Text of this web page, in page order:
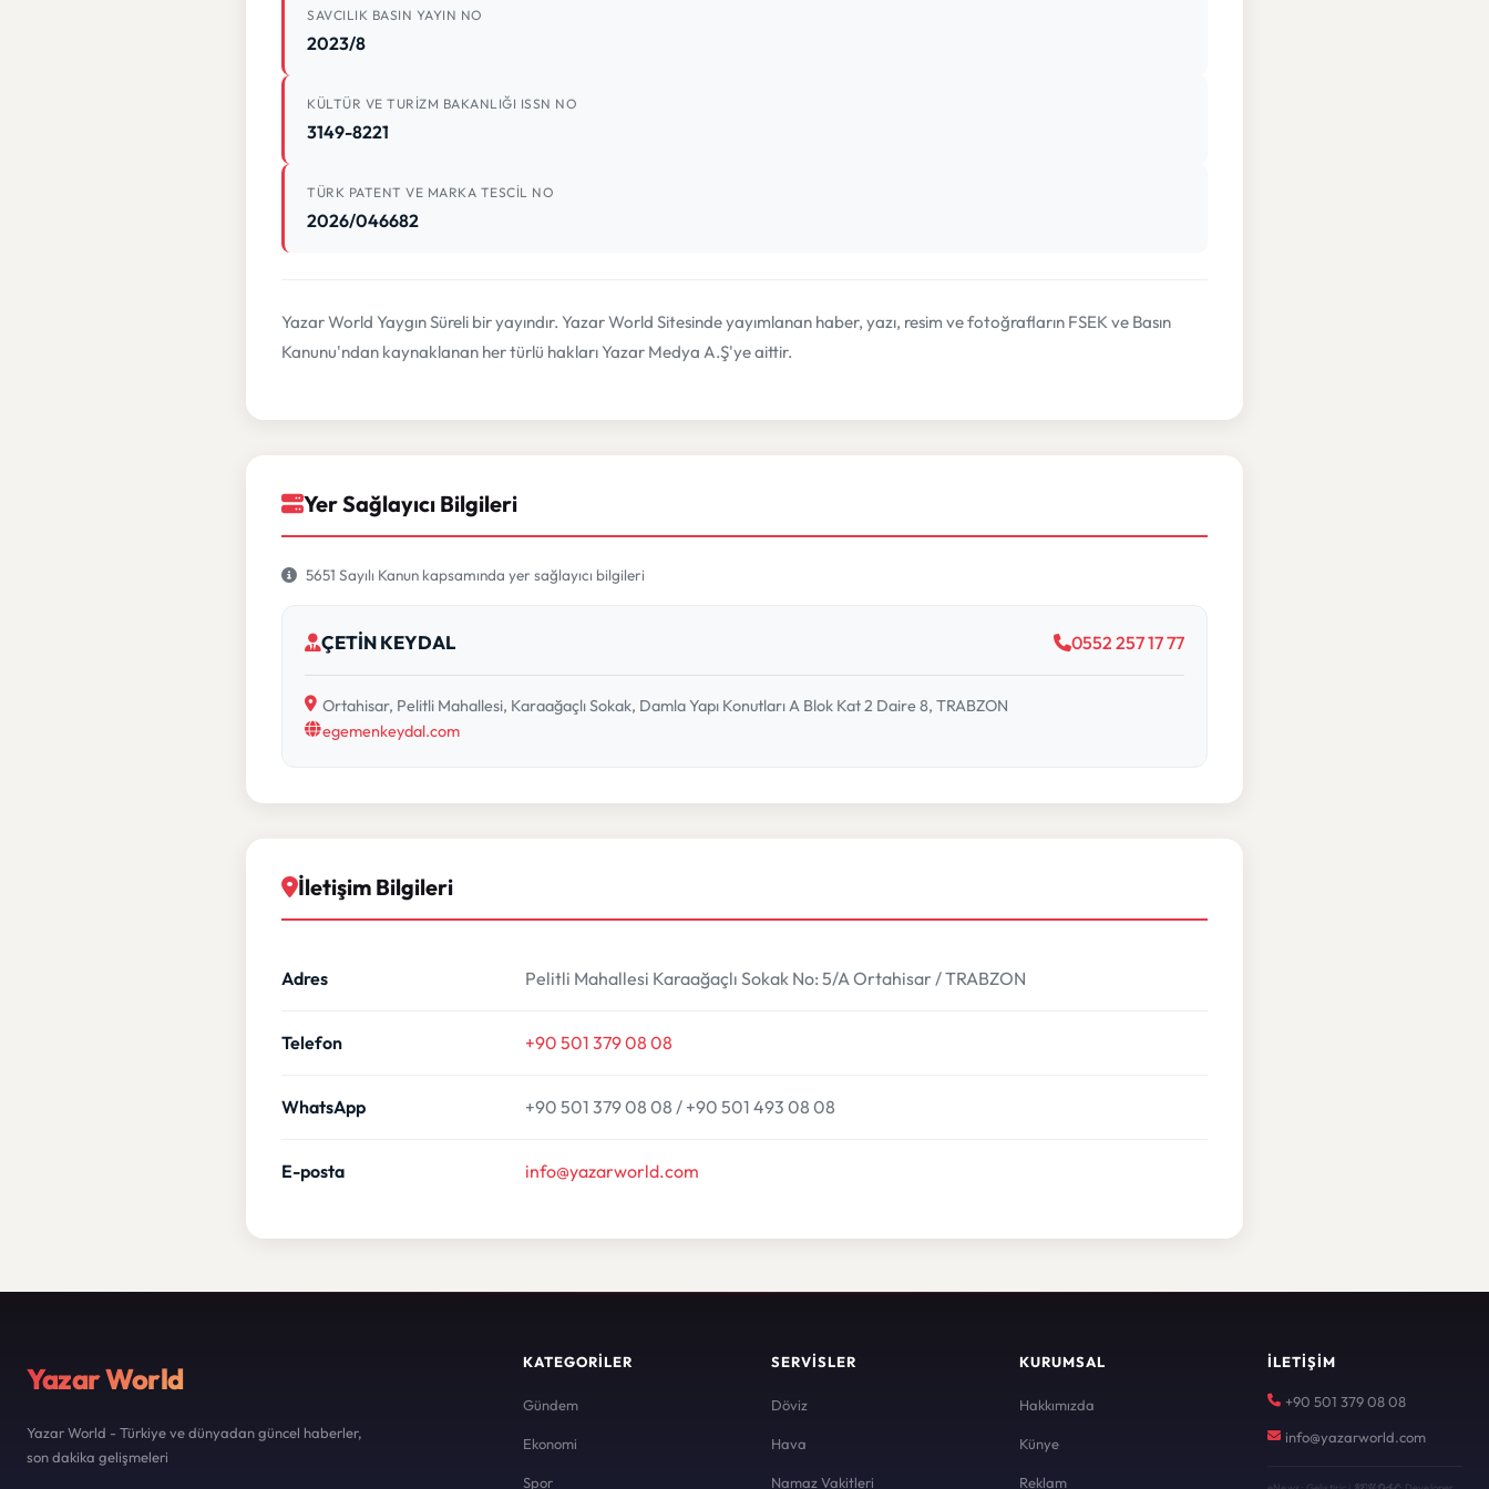
SAVCILIK BASIN YAYIN NO
2023/8
KÜLTÜR VE TURIZM BAKANLIĞI ISSN NO
3149-8221
TÜRK PATENT VE MARKA TESCIL NO
2026/046682
Yazar World Yaygın Süreli bir yayındır. Yazar World Sitesinde yayımlanan haber, yazı, resim ve fotoğrafların FSEK ve Basın
Kanunu'ndan kaynaklanan her türlü hakları Yazar Medya A.Ş'ye aittir.
Yer Sağlayıcı Bilgileri
5651 Sayılı Kanun kapsamında yer sağlayıcı bilgileri
ÇETİN KEYDAL 0552 257 17 77
Ortahisar, Pelitli Mahallesi, Karaağaçlı Sokak, Damla Yapı Konutları A Blok Kat 2 Daire 8, TRABZON
egemenkeydal.com
İletişim Bilgileri
Adres Pelitli Mahallesi Karaağaçlı Sokak No: 5/A Ortahisar / TRABZON
Telefon +90 501 379 08 08
WhatsApp +90 501 379 08 08 / +90 501 493 08 08
E-posta info@yazarworld.com
Yazar World
Yazar World - Türkiye ve dünyadan güncel haberler,
son dakika gelişmeleri
KATEGORILER
Gündem
Ekonomi
Spor
SERVISLER
Döviz
Hava
Namaz Vakitleri
KURUMSAL
Hakkımızda
Künye
Reklam
İLETIŞIM
+90 501 379 08 08
info@yazarworld.com